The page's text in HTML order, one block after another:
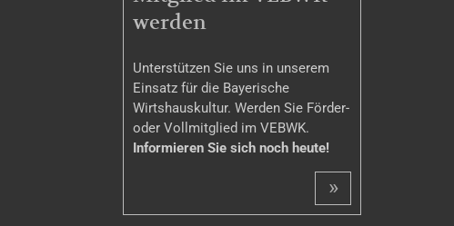
werden
Unterstützen Sie uns in unserem
Einsatz für die Bayerische
Wirtshauskultur. Werden Sie Förder-
oder Vollmitglied im VEBWK.
Informieren Sie sich noch heute!
»